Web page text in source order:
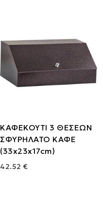
ΚΑΦΕΚΟΥΤΙ 3 ΘΕΣΕΩΝ
ΣΦΥΡΗΛΑΤΟ ΚΑΦΕ
(33x23x17cm)
42.52 €